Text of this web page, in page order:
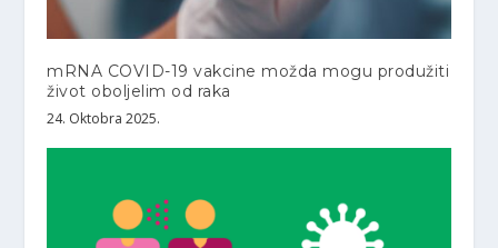
mRNA COVID-19 vakcine možda mogu produžiti
život oboljelim od raka
24. Oktobra 2025.